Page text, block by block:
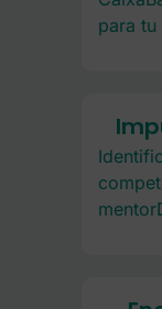
para tu